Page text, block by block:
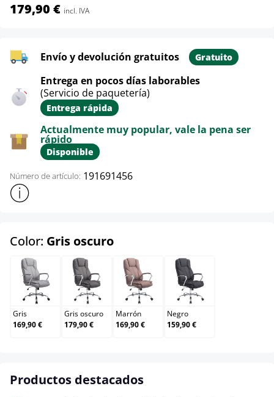
179,90 € incl. IVA
Envío y devolución gratuitos Gratuito
Entrega en pocos días laborables
(Servicio de paquetería)
Entrega rápida
Actualmente muy popular, vale la pena ser
rápido
Disponible
Número de artículo: 191691456
Mostrar más información sobre el producto
Color: Gris oscuroselect
Gris
Gris
169,90 €
Gris oscuro
Gris oscuro
179,90 €
Marrón
Marrón
169,90 €
Negro
Negro
159,90 €
Productos destacados